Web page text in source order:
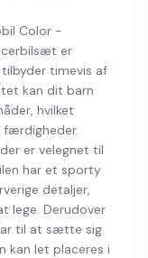
Color -
er
timevis af
kan dit barn
hvilket
færdigheder.
er velegnet til
har et sporty
detaljer,
lege. Derudover
til at sætte sig
kan let placeres i